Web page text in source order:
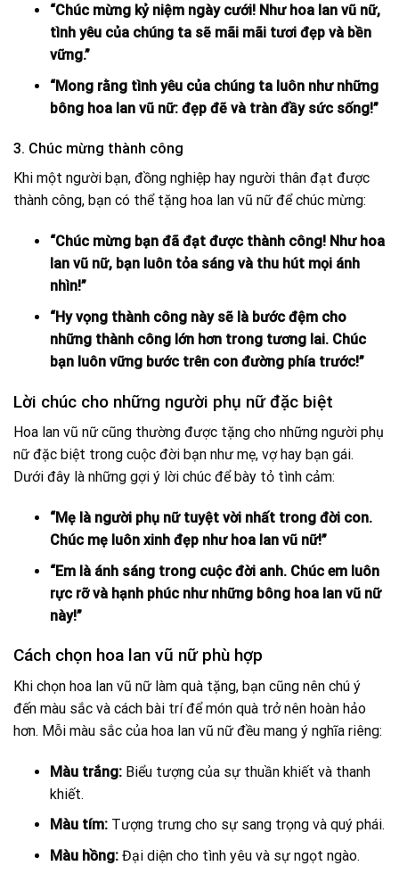
“Chúc mừng kỷ niệm ngày cưới! Như hoa lan vũ nữ,
tình yêu của chúng ta sẽ mãi mãi tươi đẹp và bền
vững.”
“Mong rằng tình yêu của chúng ta luôn như những
bông hoa lan vũ nữ: đẹp đẽ và tràn đầy sức sống!”
3. Chúc mừng thành công
Khi một người bạn, đồng nghiệp hay người thân đạt được
thành công, bạn có thể tặng hoa lan vũ nữ để chúc mừng:
“Chúc mừng bạn đã đạt được thành công! Như hoa
lan vũ nữ, bạn luôn tỏa sáng và thu hút mọi ánh
nhìn!”
“Hy vọng thành công này sẽ là bước đệm cho
những thành công lớn hơn trong tương lai. Chúc
bạn luôn vững bước trên con đường phía trước!”
Lời chúc cho những người phụ nữ đặc biệt
Hoa lan vũ nữ cũng thường được tặng cho những người phụ
nữ đặc biệt trong cuộc đời bạn như mẹ, vợ hay bạn gái.
Dưới đây là những gợi ý lời chúc để bày tỏ tình cảm:
“Mẹ là người phụ nữ tuyệt vời nhất trong đời con.
Chúc mẹ luôn xinh đẹp như hoa lan vũ nữ!”
“Em là ánh sáng trong cuộc đời anh. Chúc em luôn
rực rỡ và hạnh phúc như những bông hoa lan vũ nữ
này!”
Cách chọn hoa lan vũ nữ phù hợp
Khi chọn hoa lan vũ nữ làm quà tặng, bạn cũng nên chú ý
đến màu sắc và cách bài trí để món quà trở nên hoàn hảo
hơn. Mỗi màu sắc của hoa lan vũ nữ đều mang ý nghĩa riêng:
Màu trắng:Biểu tượng của sự thuần khiết và thanh
khiết.
Màu tím:Tượng trưng cho sự sang trọng và quý phái.
Màu hồng:Đại diện cho tình yêu và sự ngọt ngào.